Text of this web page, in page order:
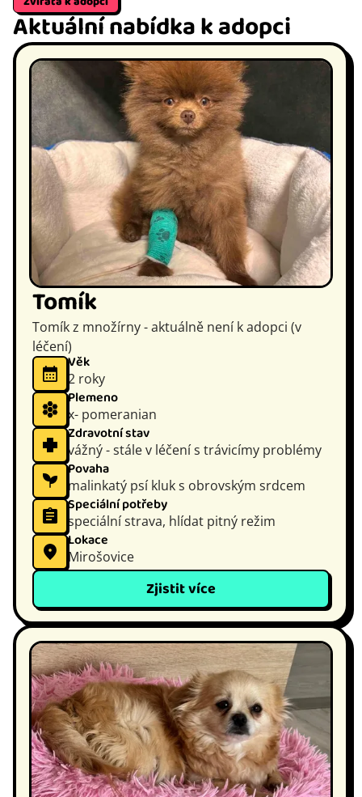
Aktuální nabídka k adopci
Tomík
Tomík z množírny - aktuálně není k adopci (v
léčení)
Věk
2 roky
Plemeno
x- pomeranian
Zdravotní stav
vážný - stále v léčení s trávicímy problémy
Povaha
malinkatý psí kluk s obrovským srdcem
Speciální potřeby
speciální strava, hlídat pitný režim
Lokace
Mirošovice
Zjistit více